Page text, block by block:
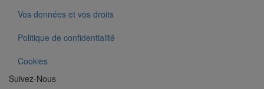
Vos données et vos droits
Politique de confidentialité
Cookies
Suivez-Nous